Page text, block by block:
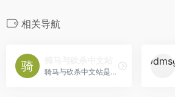
相关导航
骑马与砍杀中文站是《骑马与砍杀》系列游戏的国内非官方门户社区，提供游戏资讯、MOD下载、攻略教程和联机对战交流。站内拥有大量汉化MOD和原创MOD资源，从画质增强到大型剧本一应俱全，是骑砍玩家寻找扩展内容的首选地。论坛板块活跃，新手提问通常能得到老玩家耐心解答。适合热爱中世纪战争题材、喜欢自由沙盒玩法并愿意通过MOD拓展游戏体验的玩家。